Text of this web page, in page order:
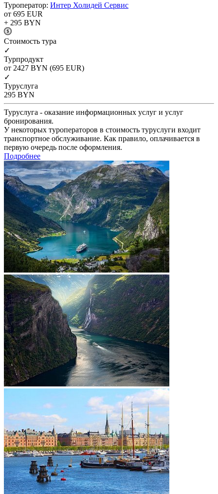
Туроператор: Интер Холидей Сервис
от 695 EUR
+ 295 BYN
Cтоимость тура
✓
Турпродукт
от 2427 BYN (695 EUR)
✓
Туруслуга
295 BYN
Туруслуга - оказание информационных услуг и услуг
бронирования.
У некоторых туроператоров в стоимость туруслуги входит
транспортное обслуживание. Как правило, оплачивается в
первую очередь после оформления.
Подробнее